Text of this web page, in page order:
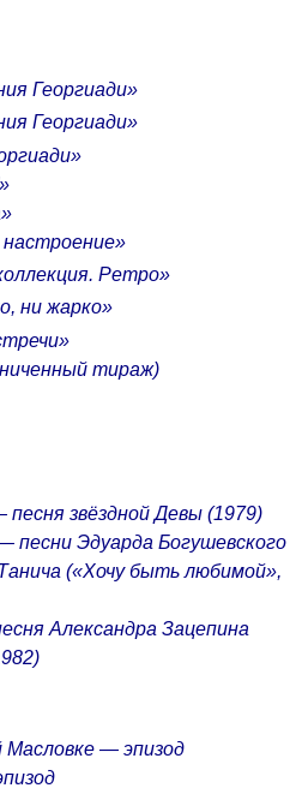
Георгиади»
Георгиади»
Ретро»
ни жарко»
тираж)
песня звёздной Девы (1979)
песни Эдуарда Богушевского
(«Хочу быть любимой»,
Александра Зацепина
— эпизод